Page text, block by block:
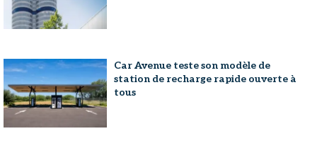
Car Avenue teste son modèle de
station de recharge rapide ouverte à
tous